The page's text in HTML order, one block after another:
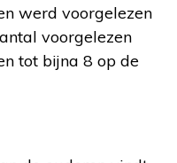
werd voorgelezen
voorgelezen
tot bijna 8 op de